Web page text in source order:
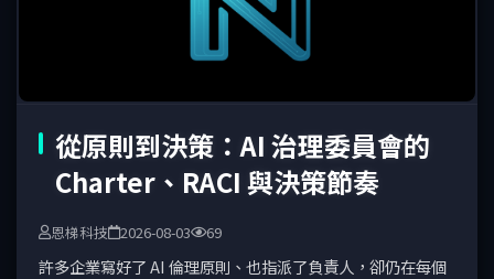
從原則到決策：AI 治理委員會的
Charter、RACI 與決策節奏
恩梯科技 2026-08-03 69
許多企業寫好了 AI 倫理原則、也指派了負責人，卻仍在每個